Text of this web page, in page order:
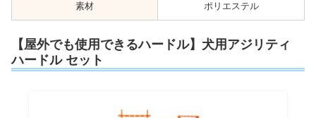
素材 ポリエステル
【屋外でも使用できるハードル】犬用アジリティ
ハードル セット